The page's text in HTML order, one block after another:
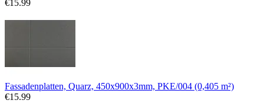
€15.99
Fassadenplatten, Quarz, 450x900x3mm, PKE/004 (0,405 m²)
€15.99